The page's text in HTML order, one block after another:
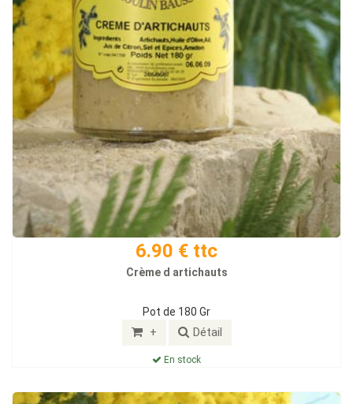
6.90 € ttc
Crème d artichauts
Pot de 180 Gr
+ Détail
En stock